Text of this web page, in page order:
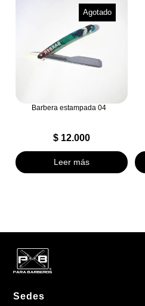
Agotado
Barbera estampada 04
$12.000
Leer más
Sedes